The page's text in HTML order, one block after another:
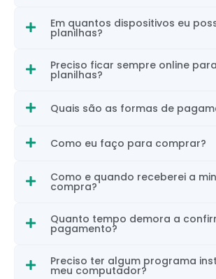
Em quantos dispositivos eu
planilhas?
Preciso ficar sempre online
planilhas?
Quais são as formas de
Como eu faço para comprar?
Como e quando receberei a
compra?
Quanto tempo demora a
pagamento?
Preciso ter algum programa
meu computador?